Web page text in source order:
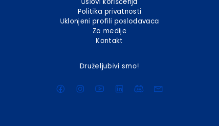
Politika privatnosti
Uklonjeni profili poslodavaca
Za medije
Kontakt
Druželjubivi smo!